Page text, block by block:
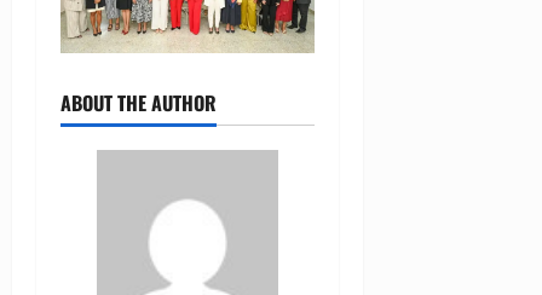
ABOUT THE AUTHOR